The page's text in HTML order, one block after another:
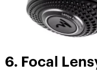
6. Focal